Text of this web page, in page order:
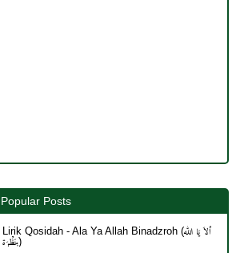
Popular Posts
Lirik Qosidah - Ala Ya Allah Binadzroh (أَلاَ يَا الله
بِنَظْرَة)